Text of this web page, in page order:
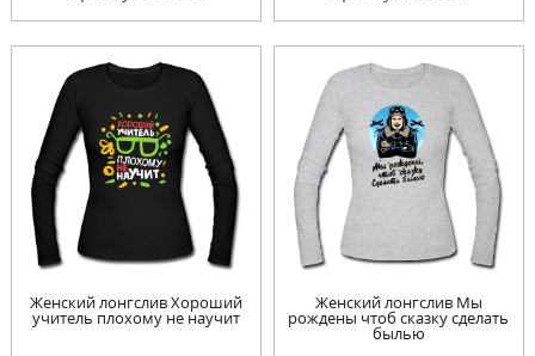
Женский лонгслив Хороший
учитель плохому не научит
Женский лонгслив Мы
рождены чтоб сказку сделать
былью